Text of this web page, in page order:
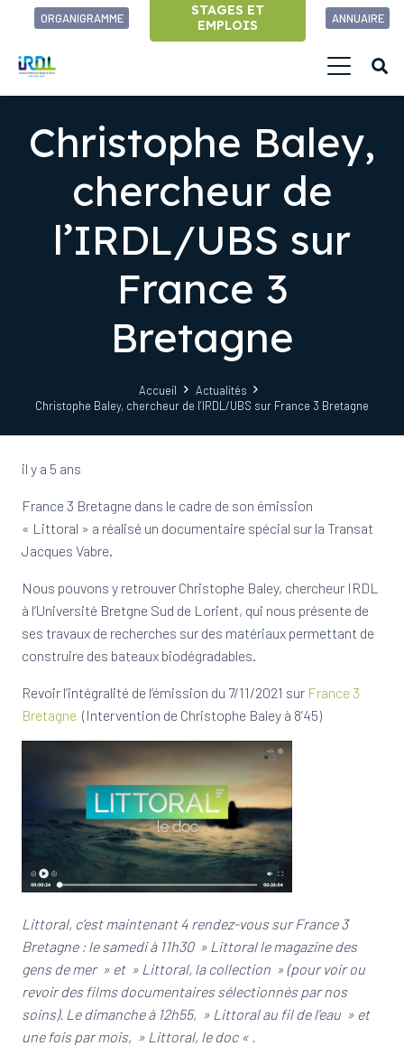
ORGANIGRAMME
STAGES ET
EMPLOIS
ANNUAIRE
Christophe Baley,
chercheur de
l’IRDL/UBS sur
France 3
Bretagne
Accueil
Actualités
Christophe Baley, chercheur de l’IRDL/UBS sur France 3 Bretagne
il y a 5 ans
France 3 Bretagne dans le cadre de son émission
« Littoral » a réalisé un documentaire spécial sur la Transat
Jacques Vabre.
Nous pouvons y retrouver Christophe Baley, chercheur IRDL
à l’Université Bretgne Sud de Lorient, qui nous présente de
ses travaux de recherches sur des matériaux permettant de
construire des bateaux biodégradables.
Revoir l’intégralité de l’émission du 7/11/2021 sur France 3
Bretagne (Intervention de Christophe Baley à 8’45)
Littoral, c’est maintenant 4 rendez-vous sur France 3
Bretagne : le samedi à 11h30 » Littoral le magazine des
gens de mer » et » Littoral, la collection » (pour voir ou
revoir des films documentaires sélectionnés par nos
soins). Le dimanche à 12h55, » Littoral au fil de l’eau » et
une fois par mois, » Littoral, le doc « .